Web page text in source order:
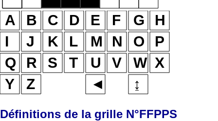
Définitions de la grille N°FFPPS